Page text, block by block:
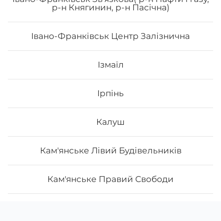
р-н Княгинин, р-н Пасічна)
Івано-Франківськ Центр Залізнична
Ізмаїл
Ірпінь
Калуш
Кам'янське Лівий Будівельників
Кам'янське Правий Свободи